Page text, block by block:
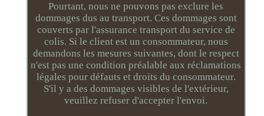
Pourtant, nous ne pouvons pas exclure les
dommages dus au transport. Ces dommages sont
couverts par l'assurance transport du service de
colis. Si le client est un consommateur, nous
demandons les mesures suivantes, dont le respect
n'est pas une condition préalable aux réclamations
légales pour défauts et droits du consommateur.
S'il y a des dommages visibles de l'extérieur,
veuillez refuser d'accepter l'envoi.